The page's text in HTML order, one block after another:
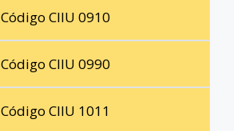
Código CIIU 0910
Código CIIU 0990
Código CIIU 1011